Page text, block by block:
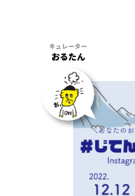
おるたん